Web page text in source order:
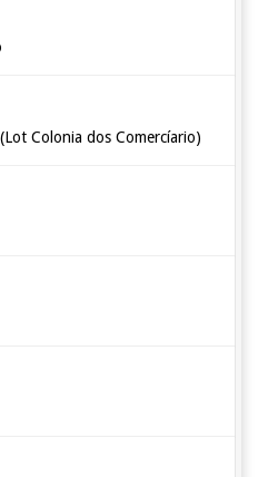
Colonia dos Comercíario)